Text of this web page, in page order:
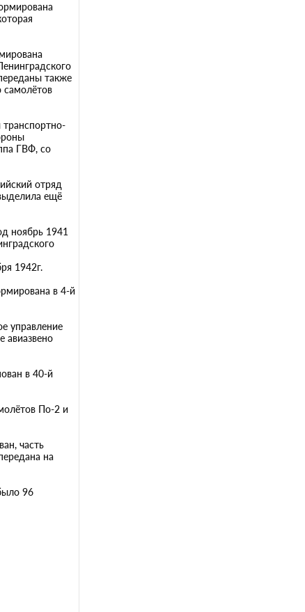
также
ГВФ, со
отряд
ещё
ноябрь 1941
1942г.
в 4-й
управление
авиазвено
в 40-й
По-2 и
часть
на
96